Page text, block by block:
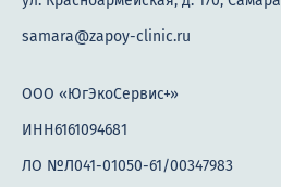
samara@zapoy-clinic.ru
ООО «ЮгЭкоСервис+»
ИНН6161094681
ЛО №Л041-01050-61/00347983